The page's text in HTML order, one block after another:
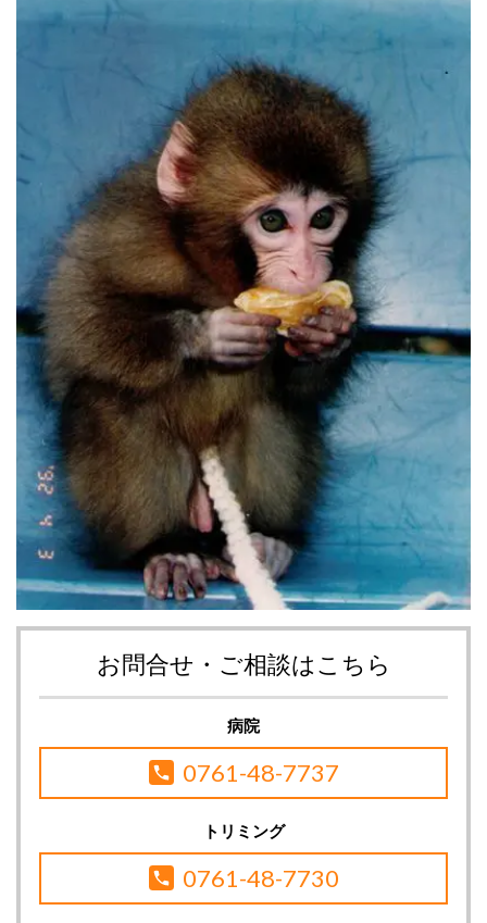
お問合せ・ご相談はこちら
病院
0761-48-7737
トリミング
0761-48-7730